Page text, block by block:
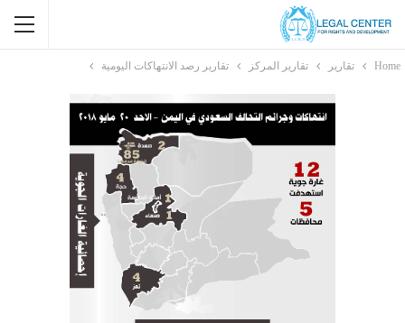
Home تقارير تقارير المركز تقارير رصد الانتهاكات اليومية